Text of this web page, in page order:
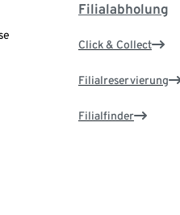
Filialabholung
Click & Collect
Filialreservierung
Filialfinder